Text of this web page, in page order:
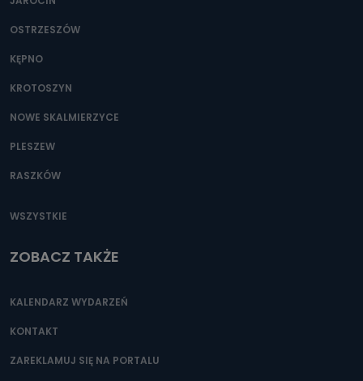
OSTRZESZÓW
KĘPNO
KROTOSZYN
NOWE SKALMIERZYCE
PLESZEW
RASZKÓW
WSZYSTKIE
ZOBACZ TAKŻE
KALENDARZ WYDARZEŃ
KONTAKT
ZAREKLAMUJ SIĘ NA PORTALU